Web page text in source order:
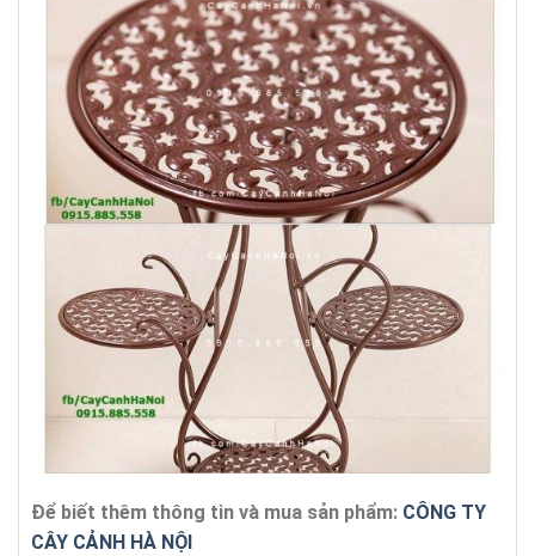
Để biết thêm thông tin và mua sản phẩm: CÔNG TY
CÂY CẢNH HÀ NỘI